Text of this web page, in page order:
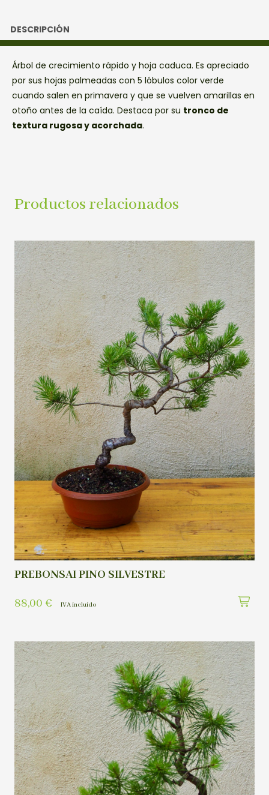
DESCRIPCIÓN
Árbol de crecimiento rápido y hoja caduca. Es apreciado
por sus hojas palmeadas con 5 lóbulos color verde
cuando salen en primavera y que se vuelven amarillas en
otoño antes de la caída. Destaca por su tronco de
textura rugosa y acorchada.
Productos relacionados
PREBONSAI PINO SILVESTRE
88,00 € IVA incluído